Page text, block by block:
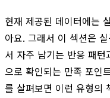
현재 제공된 데이터에는
아요. 그래서 이 섹션은
서 자주 남기는 반응 패턴
으로 확인되는 만족 포인
를 살펴보면 이런 유형의